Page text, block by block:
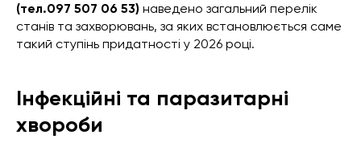
(тел.097 507 06 53) наведено загальний перелік
станів та захворювань, за яких встановлюється саме
такий ступінь придатності у 2026 році.
Інфекційні та паразитарні
хвороби